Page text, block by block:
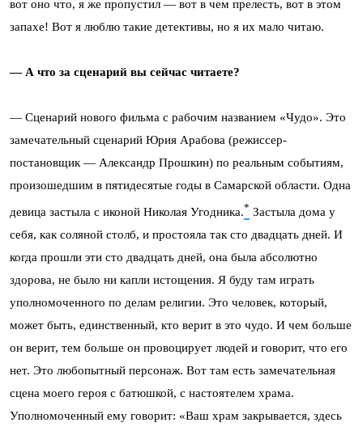
вот оно что, я же пропустил — вот в чем прелесть, вот в этом
запахе! Вот я люблю такие детективы, но я их мало читаю.
— А что за сценарий вы сейчас читаете?
— Сценарий нового фильма с рабочим названием «Чудо». Это
замечательный сценарий Юрия Арабова (режиссер-
постановщик — Александр Прошкин) по реальным событиям,
произошедшим в пятидесятые годы в Самарской области. Одна
девица застыла с иконой Николая Угодника.* Застыла дома у
себя, как соляной столб, и простояла так сто двадцать дней. И
когда прошли эти сто двадцать дней, она была абсолютно
здорова, не было ни капли истощения. Я буду там играть
уполномоченного по делам религии. Это человек, который,
может быть, единственный, кто верит в это чудо. И чем больше
он верит, тем больше он провоцирует людей и говорит, что его
нет. Это любопытный персонаж. Вот там есть замечательная
сцена моего героя с батюшкой, с настоятелем храма.
Уполномоченный ему говорит: «Ваш храм закрывается, здесь